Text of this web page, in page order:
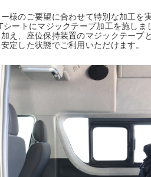
様のご要望に合わせて特別な加工を
ートにマジックテープ加工を施しま
え、座位保持装置のマジックテープ
定した状態でご利用いただけます。